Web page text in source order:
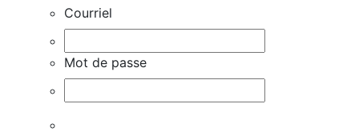
Courriel
Mot de passe